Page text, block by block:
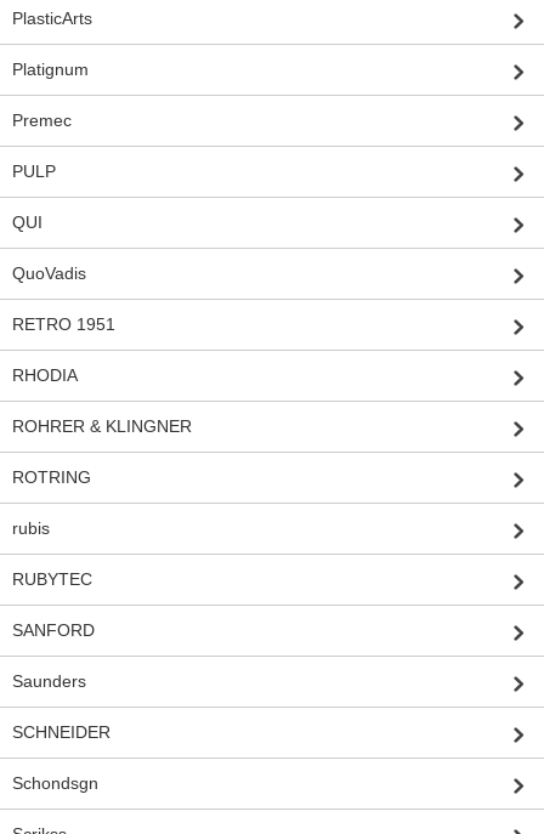
PlasticArts
Platignum
Premec
PULP
QUI
QuoVadis
RETRO 1951
RHODIA
ROHRER & KLINGNER
ROTRING
rubis
RUBYTEC
SANFORD
Saunders
SCHNEIDER
Schondsgn